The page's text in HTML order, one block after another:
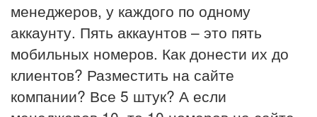
менеджеров, у каждого по одному
аккаунту. Пять аккаунтов – это пять
мобильных номеров. Как донести их до
клиентов? Разместить на сайте
компании? Все 5 штук? А если